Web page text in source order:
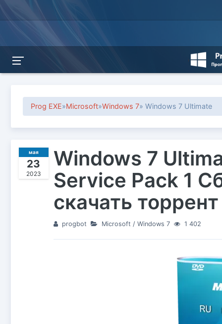
Prog EXE»Microsoft»Windows 7» Windows 7 Ultimate
мая
23
2023
Windows 7
Service Pack 1
скачать торрент
progbot Microsoft / Windows 7 1 402